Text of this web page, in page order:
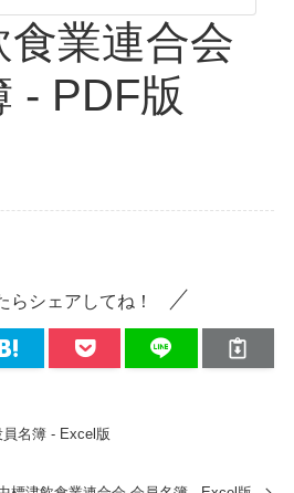
食業連合会
- PDF版
らシェアしてね！
名簿 - Excel版